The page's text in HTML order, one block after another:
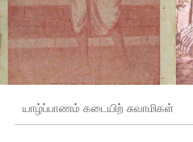
யாழ்ப்பாணம் கடையிற் சுவாமிகள்